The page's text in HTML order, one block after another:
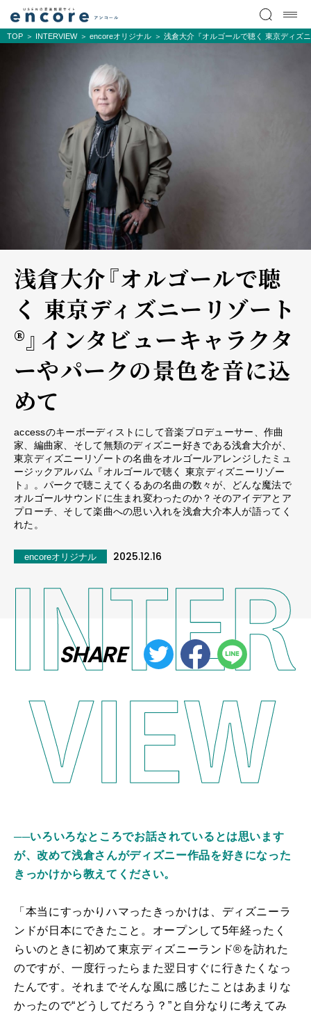
TOP INTERVIEW encoreオリジナル 浅倉大介『オルゴールで聴く 東京ディズ
浅倉大介『オルゴールで聴
く 東京ディズニーリゾート
®』インタビュー――キャラクタ
ーやパークの景色を音に込
めて
accessのキーボーディストにして音楽プロデューサー、作曲
家、編曲家、そして無類のディズニー好きである浅倉大介が、
東京ディズニーリゾートの名曲をオルゴールアレンジしたミュ
ージックアルバム『オルゴールで聴く 東京ディズニーリゾー
ト』。パークで聴こえてくるあの名曲の数々が、どんな魔法で
オルゴールサウンドに生まれ変わったのか？そのアイデアとア
プローチ、そして楽曲への思い入れを浅倉大介本人が語ってく
れた。
encoreオリジナル 2025.12.16
SHARE
──いろいろなところでお話されているとは思います
が、改めて浅倉さんがディズニー作品を好きになった
きっかけから教えてください。
「本当にすっかりハマったきっかけは、ディズニーラ
ンドが日本にできたこと。オープンして5年経ったく
らいのときに初めて東京ディズニーランド®を訪れた
のですが、一度行ったらまた翌日すぐに行きたくなっ
たんです。それまでそんな風に感じたことはあまりな
かったので“どうしてだろう？”と自分なりに考えてみ